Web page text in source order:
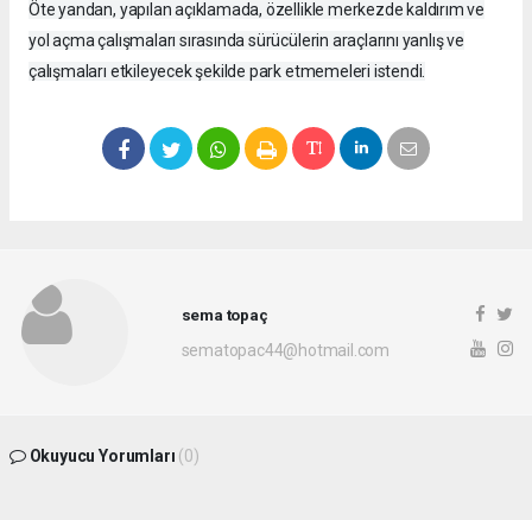
Öte yandan, yapılan açıklamada, özellikle merkezde kaldırım ve
yol açma çalışmaları sırasında sürücülerin araçlarını yanlış ve
çalışmaları etkileyecek şekilde park etmemeleri istendi.
sema topaç
sematopac44@hotmail.com
Okuyucu Yorumları (0)